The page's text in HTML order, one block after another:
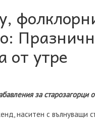
от утре
за старозагорци
наситен с вълнуващи